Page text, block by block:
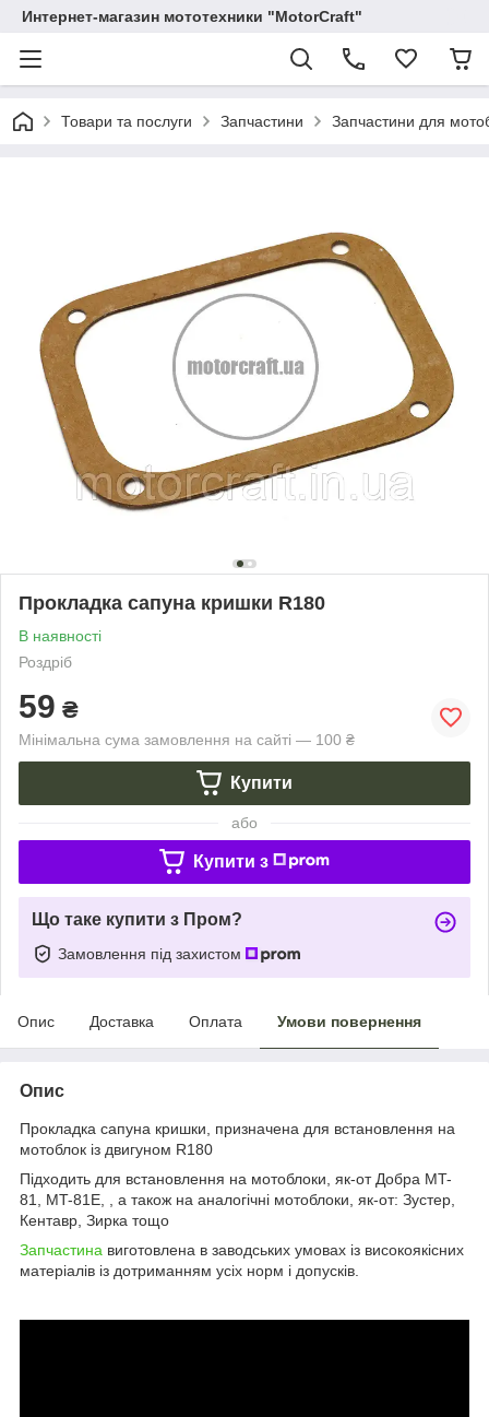
Интернет-магазин мототехники "MotorCraft"
Товари та послуги Запчастини Запчастини для
Прокладка сапуна кришки R180
В наявності
Роздріб
59 ₴
Мінімальна сума замовлення на сайті — 100 ₴
Купити
або
Купити з
Що таке купити з Пром?
Замовлення під захистом
Опис Доставка Оплата Умови повернення
Опис
Прокладка сапуна кришки, призначена для встановлення на
мотоблок із двигуном R180
Підходить для встановлення на мотоблоки, як-от Добра MT-
81, MT-81E, , а також на аналогічні мотоблоки, як-от: Зустер,
Кентавр, Зирка тощо
Запчастина виготовлена в заводських умовах із високоякісних
матеріалів із дотриманням усіх норм і допусків.